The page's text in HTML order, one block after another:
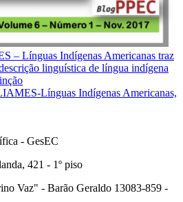
– Línguas Indígenas Americanas traz
linguística de língua indígena
Línguas Indígenas Americanas,
- GesEC
421 - 1º piso
Vaz" - Barão Geraldo 13083-859 -